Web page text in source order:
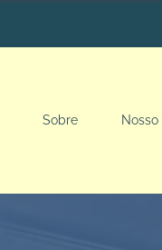
Sobre